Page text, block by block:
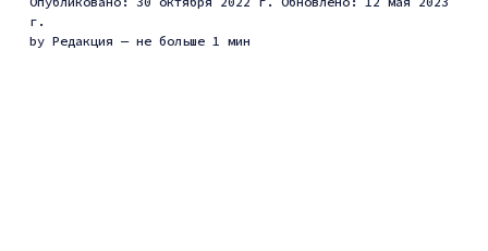
г.
by Редакция — не больше 1 мин